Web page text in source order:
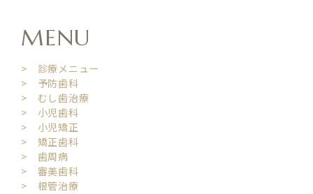
MENU
> 診療メニュー
> 予防歯科
> むし歯治療
> 小児歯科
> 小児矯正
> 矯正歯科
> 歯周病
> 審美歯科
> 根管治療